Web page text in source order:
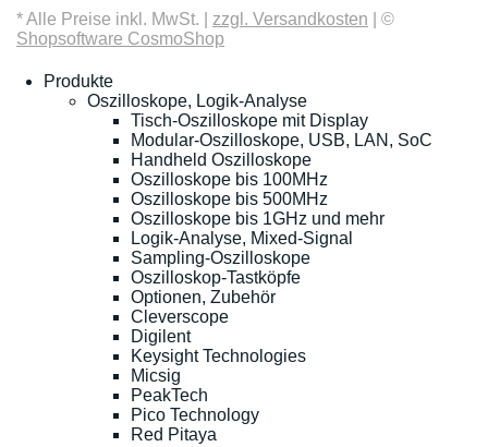
* Alle Preise inkl. MwSt. | zzgl. Versandkosten | ©
Shopsoftware CosmoShop
Produkte
Oszilloskope, Logik-Analyse
Tisch-Oszilloskope mit Display
Modular-Oszilloskope, USB, LAN, SoC
Handheld Oszilloskope
Oszilloskope bis 100MHz
Oszilloskope bis 500MHz
Oszilloskope bis 1GHz und mehr
Logik-Analyse, Mixed-Signal
Sampling-Oszilloskope
Oszilloskop-Tastköpfe
Optionen, Zubehör
Cleverscope
Digilent
Keysight Technologies
Micsig
PeakTech
Pico Technology
Red Pitaya